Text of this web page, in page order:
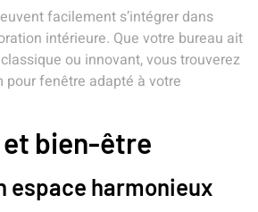
facilement s’intégrer dans
intérieure. Que votre bureau ait
ou innovant, vous trouverez
fenêtre adapté à votre
bien-être
espace harmonieux